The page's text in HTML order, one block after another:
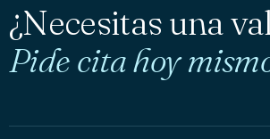
¿Necesitas una
Pide cita hoy